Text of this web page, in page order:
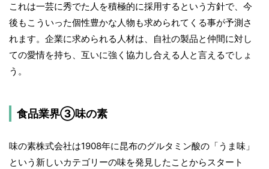
これは一芸に秀でた人を積極的に採用するという方針で、今
後もこういった個性豊かな人物も求められてくる事が予測さ
れます。企業に求められる人材は、自社の製品と仲間に対し
ての愛情を持ち、互いに強く協力し合える人と言えるでしょ
う。
食品業界③味の素
味の素株式会社は1908年に昆布のグルタミン酸の「うま味」
という新しいカテゴリーの味を発見したことからスタート